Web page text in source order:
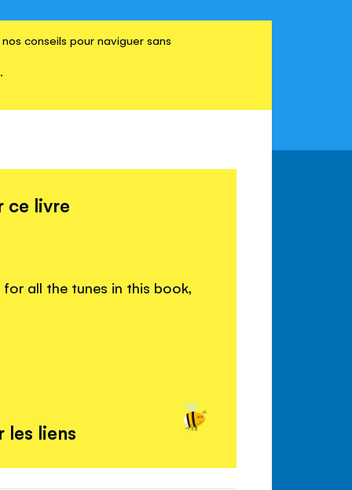
conseils pour naviguer sans
ce livre
all the tunes in this book,
les liens